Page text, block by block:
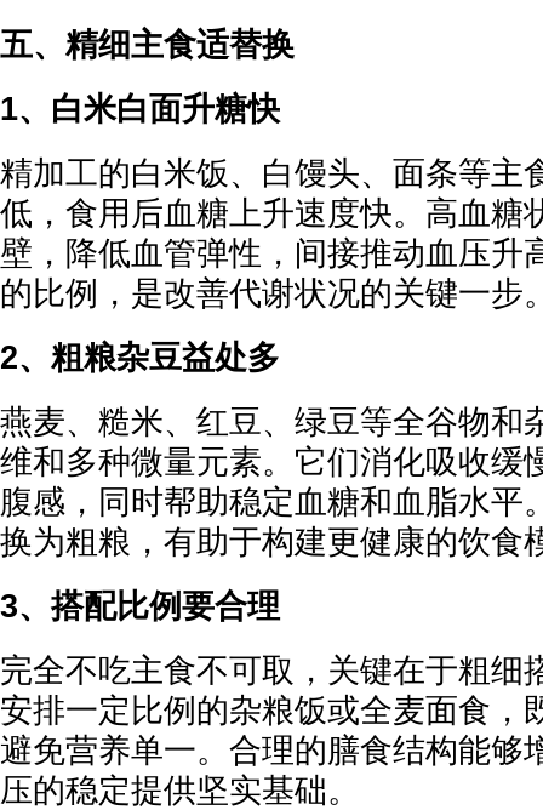
五、精细主食适替换
1、白米白面升糖快
精加工的白米饭、白馒头、面条等主
低，食用后血糖上升速度快。高血糖
壁，降低血管弹性，间接推动血压升
的比例，是改善代谢状况的关键一步
2、粗粮杂豆益处多
燕麦、糙米、红豆、绿豆等全谷物和
维和多种微量元素。它们消化吸收缓
腹感，同时帮助稳定血糖和血脂水平
换为粗粮，有助于构建更健康的饮食
3、搭配比例要合理
完全不吃主食不可取，关键在于粗细
安排一定比例的杂粮饭或全麦面食，
避免营养单一。合理的膳食结构能够
压的稳定提供坚实基础。